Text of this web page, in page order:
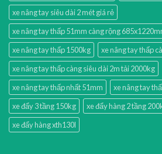
xe nâng tay siêu dài 2 mét giá rẻ
xe nâng tay thấp 51mm càng rộng
xe nâng tay thấp 1500kg
xe nâng tay thấp
xe nâng tay thấp càng siêu dài 2m tải 2000kg
xe nâng tay thấp nhất 51mm
xe nâng tay
xe đẩy 3 tầng 150kg
xe đẩy hàng 2 tầng
xe đẩy hàng xth130l